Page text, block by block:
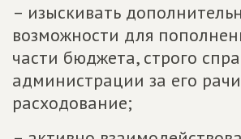
– изыскивать
возможности для
части бюджета, строго
администрации за его
расходование;